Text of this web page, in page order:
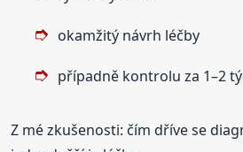
okamžitý návrh léčby
případně kontrolu za 1–2
Z mé zkušenosti: čím dříve se